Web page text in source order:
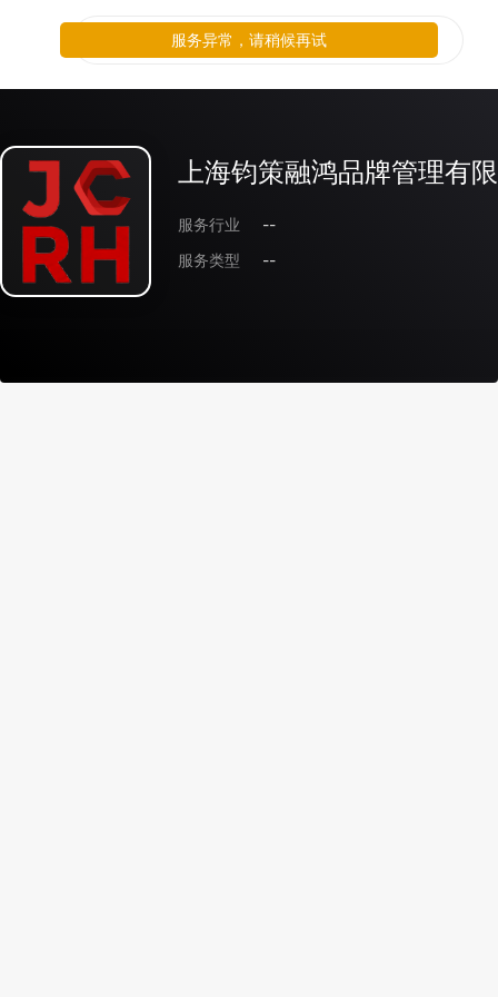
上海钧策融鸿品牌管理有
服务行业
--
服务类型
--
服务异常，请稍候再试